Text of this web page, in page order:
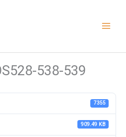
538-539
7355
909.49 KB